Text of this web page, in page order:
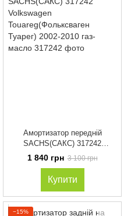
Амортизатор передній
SACHS(САКС) 317242
Volkswagen
Touareg(Фольксваген Туарег)
2002-2010 газ-масло
1 840 грн 3 100 грн
Купити
−15%